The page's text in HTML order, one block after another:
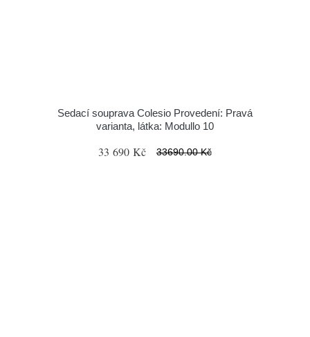
Sedací souprava Colesio Provedení: Pravá
varianta, látka: Modullo 10
33 690 Kč 33690.00 Kč